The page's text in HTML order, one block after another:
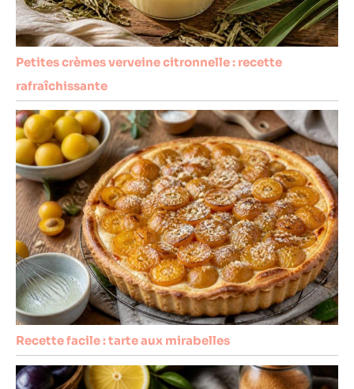
Petites crèmes verveine citronnelle : recette
rafraîchissante
Recette facile : tarte aux mirabelles